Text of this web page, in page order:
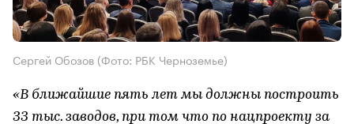
Сергей Обозов (Фото: РБК Черноземье)
«В ближайшие пять лет мы должны построить
33 тыс. заводов, при том что по нацпроекту за